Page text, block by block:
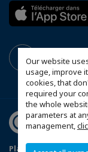
Our website
usage, improve
cookies, that
required your
the whole
parameters at
management,
Plan du site